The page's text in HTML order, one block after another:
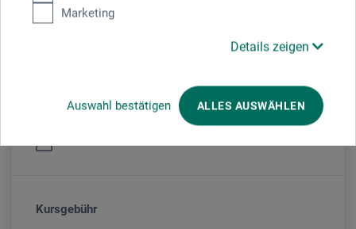
Marketing
Details zeigen
Auswahl bestätigen ALLES AUSWÄHLEN
Veranstaltungsort
Veranstaltungsleiter/in
Kursgebühr